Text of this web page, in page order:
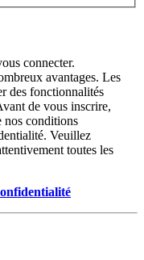
connecter.
avantages. Les
des fonctionnalités
de vous inscrire,
nos conditions
Veuillez
toutes les